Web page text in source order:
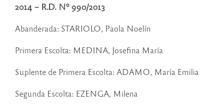
2014 – R.D. Nº 990/2013
Abanderada: STARIOLO, Paola Noelín
Primera Escolta: MEDINA, Josefina María
Suplente de Primera Escolta: ADAMO, María Emilia
Segunda Escolta: EZENGA, Milena